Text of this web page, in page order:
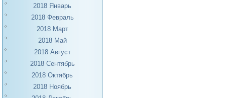
2018 Январь
2018 Февраль
2018 Март
2018 Май
2018 Август
2018 Сентябрь
2018 Октябрь
2018 Ноябрь